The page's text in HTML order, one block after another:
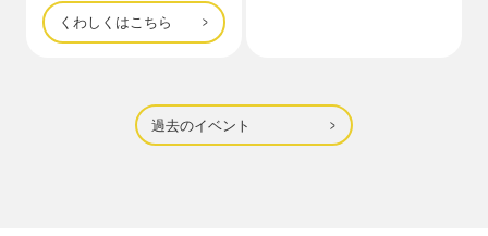
くわしくはこちら
過去のイベント